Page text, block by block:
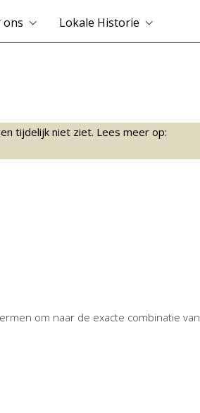
ons Lokale Historie
tijdelijk niet ziet. Lees meer op:
om naar de exacte combinatie van